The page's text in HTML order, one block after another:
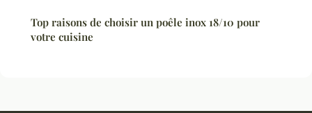
Top raisons de choisir un poêle inox 18/10 pour
votre cuisine